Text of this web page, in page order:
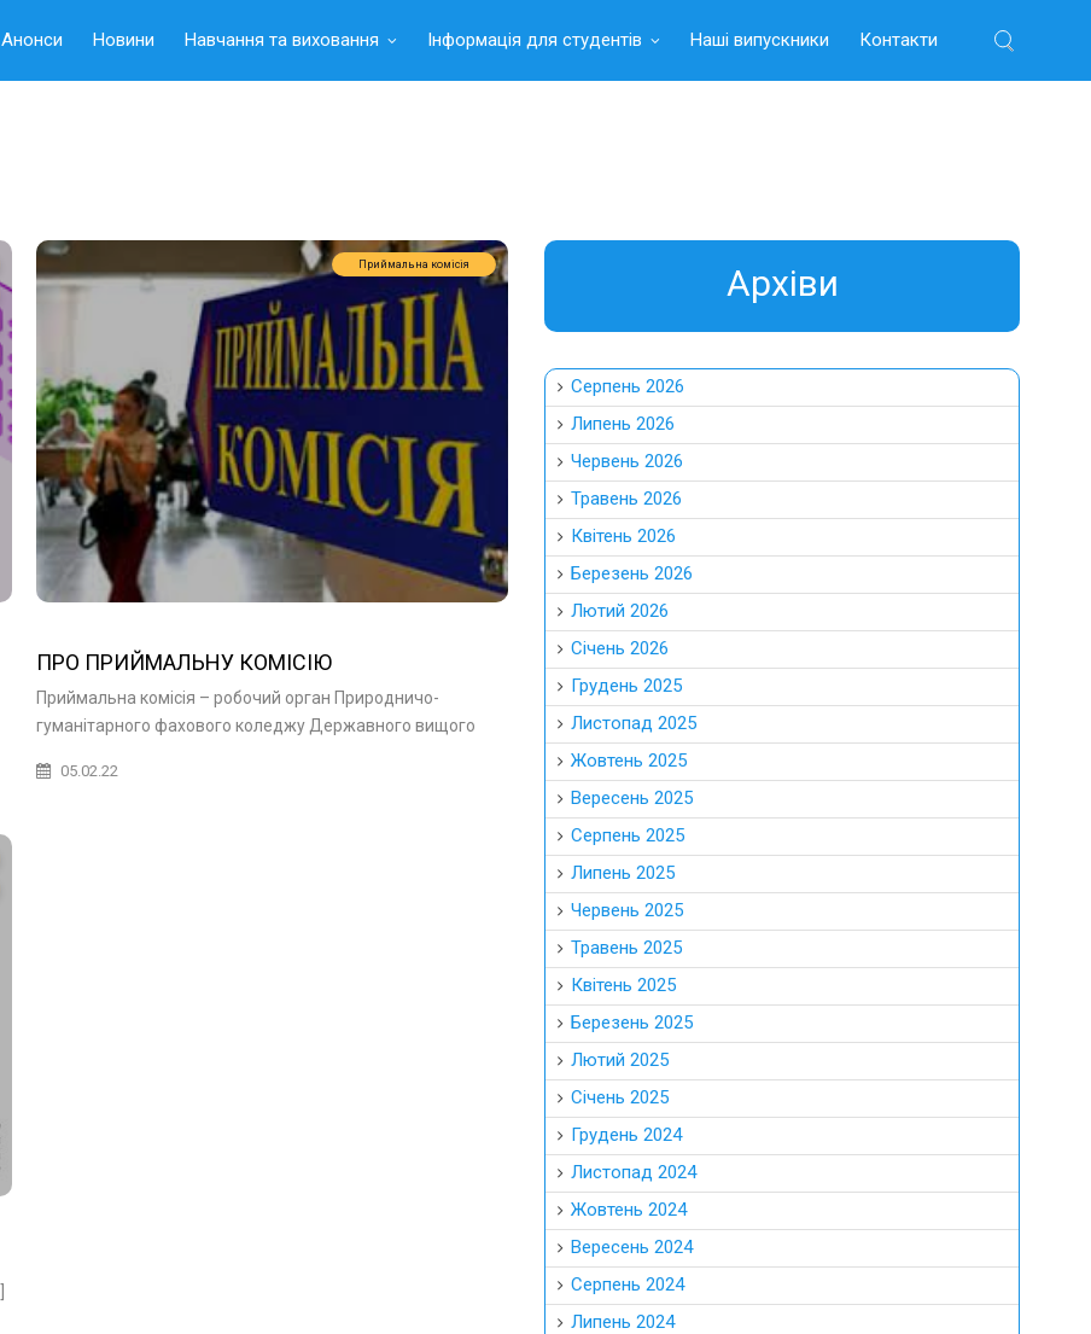
Анонси Новини Навчання та виховання Інформація для студентів Наші випускники Контакти
Приймальна комісія
ПРО ПРИЙМАЛЬНУ КОМІСІЮ
Приймальна комісія – робочий орган Природничо-
гуманітарного фахового коледжу Державного вищого
05.02.22
Aрхіви
Серпень 2026
Липень 2026
Червень 2026
Травень 2026
Квітень 2026
Березень 2026
Лютий 2026
Січень 2026
Грудень 2025
Листопад 2025
Жовтень 2025
Вересень 2025
Серпень 2025
Липень 2025
Червень 2025
Травень 2025
Квітень 2025
Березень 2025
Лютий 2025
Січень 2025
Грудень 2024
Листопад 2024
Жовтень 2024
Вересень 2024
Серпень 2024
Липень 2024